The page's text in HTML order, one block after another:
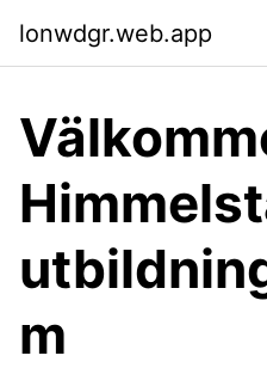
lonwdgr.web.app
m